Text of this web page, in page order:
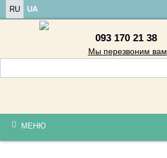
RU UA
093 170 21 38
Мы перезвоним вам
МЕНЮ